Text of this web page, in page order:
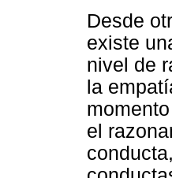
Desde
existe
nivel de
la
el